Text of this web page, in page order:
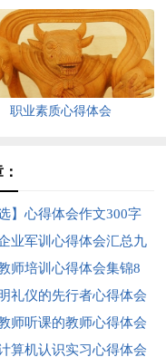
职业素质心得体会
选】心得体会作文300字
业军训心得体会汇总九
师培训心得体会集锦8
礼仪的先行者心得体会
师听课的教师心得体会
算机认识实习心得体会